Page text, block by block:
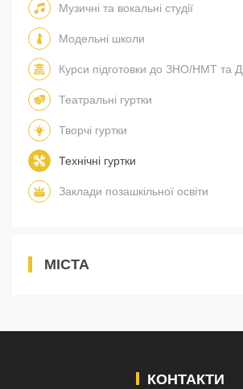
Музичні та вокальні студії
Модельні школи
Курси підготовки до ЗНО/НМТ та
Театральні гуртки
Творчі гуртки
Технічні гуртки
Заклади позашкільної освіти
МІСТА
КОНТАКТИ